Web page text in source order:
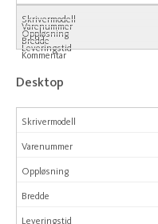
Desktop